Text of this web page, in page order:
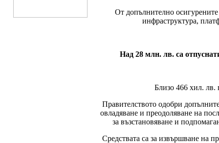
От допълнително
инфраструктура,
Над 28 млн. лв. са
Близо 466 хил. лв.
Правителството одобри
овладяване и преодоляване на
за възстановяване и
Средствата са за извършване на